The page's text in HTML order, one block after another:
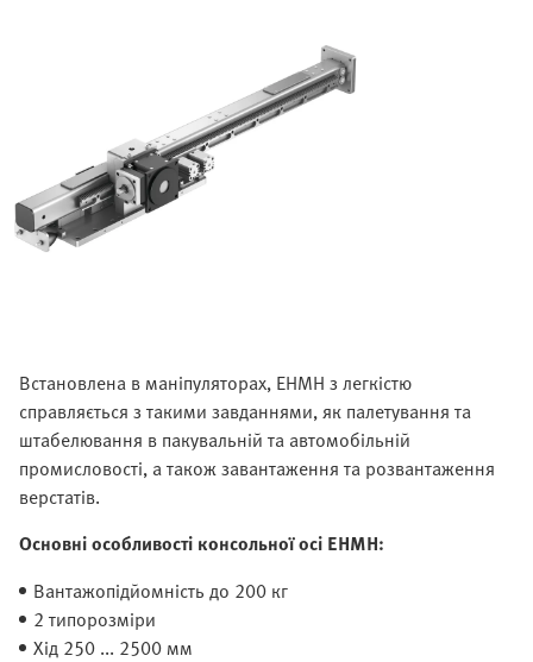
Встановлена в маніпуляторах, EHMH з легкістю
справляється з такими завданнями, як палетування та
штабелювання в пакувальній та автомобільній
промисловості, а також завантаження та розвантаження
верстатів.
Основні особливості консольної осі EHMH:
Вантажопідйомність до 200 кг
2 типорозміри
Хід 250 ... 2500 мм